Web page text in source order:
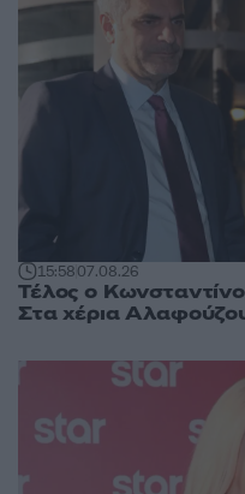
15:5807.08.26
Τέλος ο
Στα χέρια